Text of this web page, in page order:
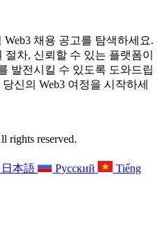
채용 공고를 탐색하세요.
차, 신뢰할 수 있는 플랫폼이
발전시킬 수 있도록 도와드립
신의 Web3 여정을 시작하세
rights reserved.
日本語 Русский
Tiếng